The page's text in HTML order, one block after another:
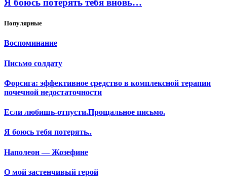
Я боюсь потерять тебя вновь…
Популярные
Воспоминание
Письмо солдату
Форсига: эффективное средство в комплексной терапии
почечной недостаточности
Если любишь-отпусти.Прощальное письмо.
Я боюсь тебя потерять..
Наполеон — Жозефине
О мой застенчивый герой